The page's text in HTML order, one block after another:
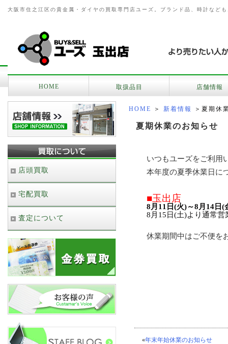
大阪市住之江区の貴金属・ダイヤの買取専門店ユーズ。ブランド品、時計など
HOME 取扱品目 店舗情報
HOME ＞ 新着情報 ＞夏期休
夏期休業のお知らせ
いつもユーズをご利用
本年度の夏季休業日に
■玉出店
8月11日(火)～8月14日(
8月15日(土)より通常営
休業期間中はご不便を
«年末年始休業のお知らせ
店頭買取
宅配買取
査定について